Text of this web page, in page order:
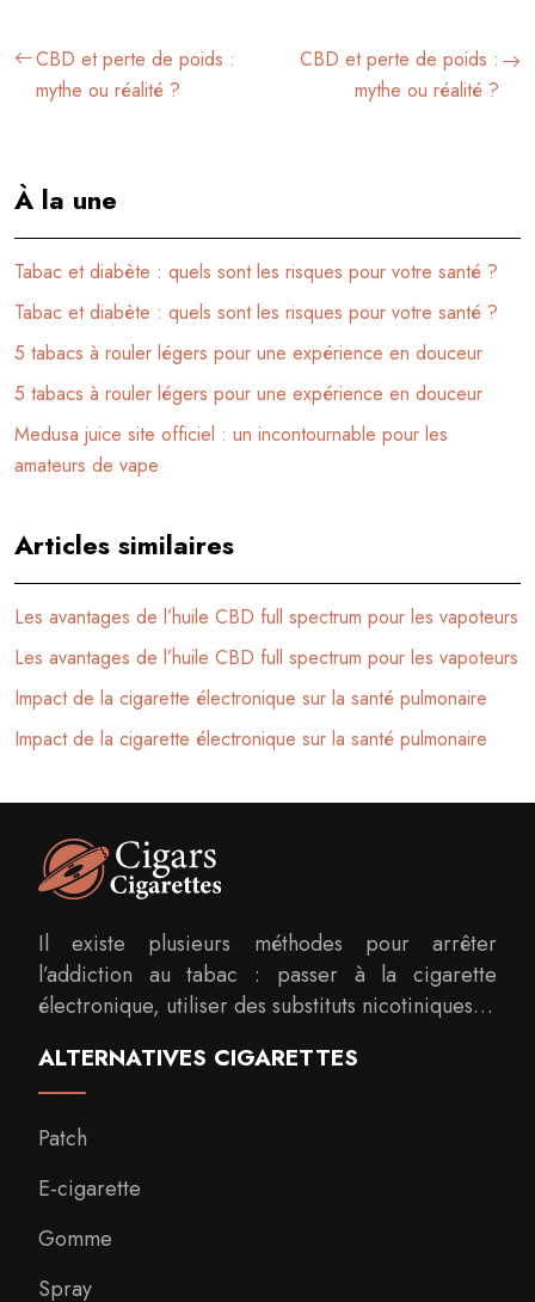
CBD et perte de poids :
mythe ou réalité ?
CBD et perte de poids :
mythe ou réalité ?
À la une
Tabac et diabète : quels sont les risques pour votre santé ?
Tabac et diabète : quels sont les risques pour votre santé ?
5 tabacs à rouler légers pour une expérience en douceur
5 tabacs à rouler légers pour une expérience en douceur
Medusa juice site officiel : un incontournable pour les
amateurs de vape
Articles similaires
Les avantages de l’huile CBD full spectrum pour les vapoteurs
Les avantages de l’huile CBD full spectrum pour les vapoteurs
Impact de la cigarette électronique sur la santé pulmonaire
Impact de la cigarette électronique sur la santé pulmonaire
Il existe plusieurs méthodes pour arrêter
l’addiction au tabac : passer à la cigarette
électronique, utiliser des substituts nicotiniques…
ALTERNATIVES CIGARETTES
Patch
E-cigarette
Gomme
Spray